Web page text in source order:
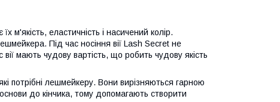
м'якість, еластичність і насичений колір.
Під час носіння вії Lash Secret не
мають чудову вартість, що робить чудову якість
потрібні лешмейкеру. Вони вирізняються гарною
до кінчика, тому допомагають створити